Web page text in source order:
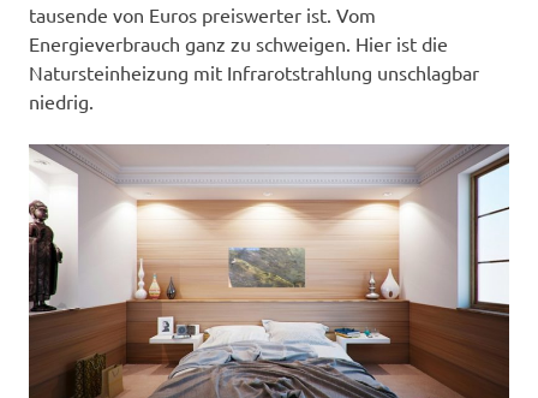
tausende von Euros preiswerter ist. Vom
Energieverbrauch ganz zu schweigen. Hier ist die
Natursteinheizung mit Infrarotstrahlung unschlagbar
niedrig.